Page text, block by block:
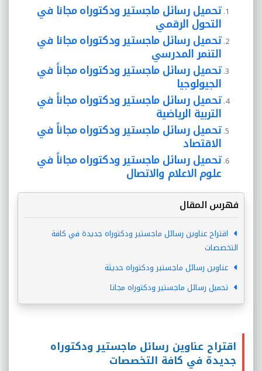
تحميل رسائل ماجستير ودكتوراه مجانا في
التحول الرقمي
تحميل رسائل ماجستير ودكتوراه مجانا في
التنمر المدرسي
تحميل رسائل ماجستير ودكتوراه مجاناً في
الجيولوجيا
تحميل رسائل ماجستير ودكتوراه مجاناً في
التربية الرياضية
تحميل رسائل ماجستير ودكتوراه مجاناً في
الاقتصاد
تحميل رسائل ماجستير ودكتوراه مجاناً في
علوم الاعلام والاتصال
فهرس المقال
اقتراح عناوين رسائل ماجستير ودكتوراه جديدة في كافة
التخصصات
عناوين رسائل ماجستير ودكتوراه حديثة
تحميل رسائل ماجستير ودكتوراه مجانا
اقتراح عناوين رسائل ماجستير ودكتوراه
جديدة في كافة التخصصات